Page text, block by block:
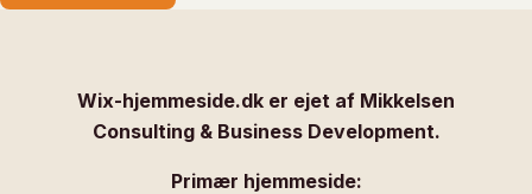
Wix-hjemmeside.dk er ejet af Mikkelsen
Consulting & Business Development.
Primær hjemmeside: